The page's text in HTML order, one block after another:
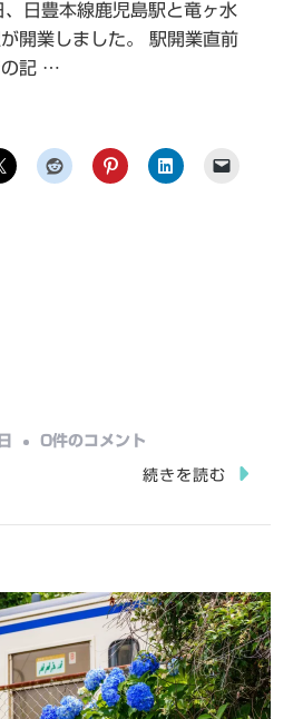
日豊本線鹿児島駅と竜ヶ水
開業しました。 駅開業直前
の記 …
仙
へ
0件のコメント
続きを読む